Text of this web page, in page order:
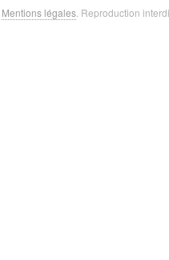
Mentions légales . Reproduction